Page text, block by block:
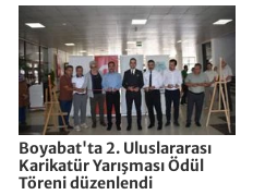
Boyabat'ta 2. Uluslararası
Karikatür Yarışması Ödül
Töreni düzenlendi